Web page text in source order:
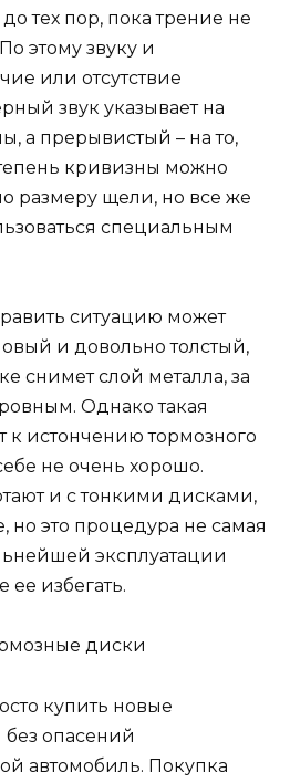
тех пор, пока трение не
этому звуку и
или отсутствие
звук указывает на
а прерывистый – на то,
кривизны можно
размеру щели, но все же
специальным
ситуацию может
и довольно толстый,
снимет слой металла, за
ровным. Однако такая
к истончению тормозного
не очень хорошо.
и с тонкими дисками,
но это процедура не самая
эксплуатации
избегать.
купить новые
опасений
автомобиль. Покупка